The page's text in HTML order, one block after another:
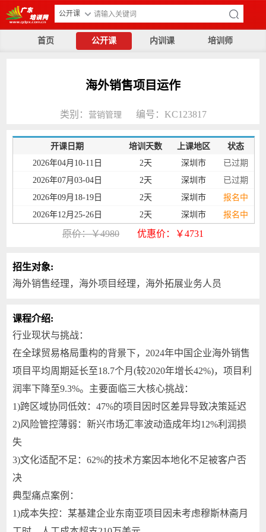
公开课
首页 公开课 内训课 培训师
海外销售项目运作
类别： 营销管理 编号：KC123817
开课日期 培训天数 上课地区
状态
2026年04月10-11日
2天 深圳市
已过期
2026年07月03-04日
2天 深圳市
已过期
2026年09月18-19日
2天 深圳市
报名中
2026年12月25-26日
2天 深圳市 报名中
原价：￥4980 优惠价：￥4731
招生对象:
海外销售经理，海外项目经理，海外拓展业务人员
课程介绍:
行业现状与挑战：
在全球贸易格局重构的背景下，2024年中国企业海外销售
项目平均周期延长至18.7个月(较2020年增长42%)，项目利
润率下降至9.3%。主要面临三大核心挑战：
1)跨区域协同低效：47%的项目因时区差异导致决策延迟
2)风险管控薄弱：新兴市场汇率波动造成年均12%利润损
失
3)文化适配不足：62%的技术方案因本地化不足被客户否
决
典型痛点案例：
1)成本失控：某基建企业东南亚项目因未考虑穆斯林斋月